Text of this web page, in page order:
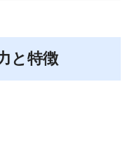
と特徴